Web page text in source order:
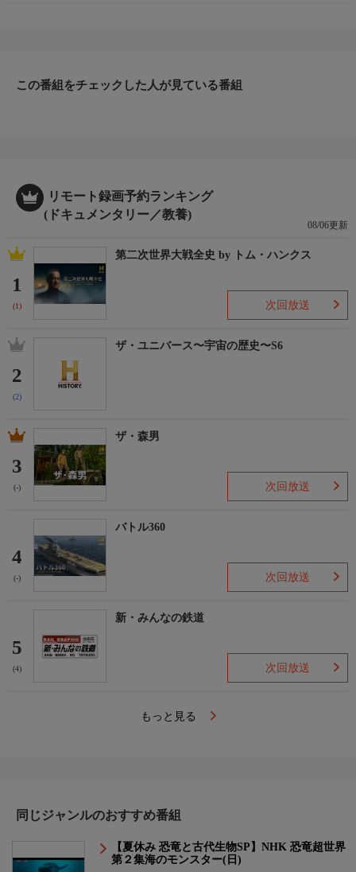
この番組をチェックした人が見ている番組
リモート録画予約ランキング
(ドキュメンタリー／教養)
08/06更新
1
(1)
第二次世界大戦全史 by トム・ハンクス
次回放送
2
(2)
ザ・ユニバース〜宇宙の歴史〜S6
3
(-)
ザ・森男
次回放送
4
(-)
バトル360
次回放送
5
(4)
新・みんなの鉄道
次回放送
もっと見る
同じジャンルのおすすめ番組
【夏休み 恐竜と古代生物SP】NHK 恐竜超世界
第２集海のモンスター(日)